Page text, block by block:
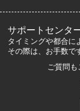
サポートセンタ
タイミングや都合に
その際は、お手数で
ご質問も